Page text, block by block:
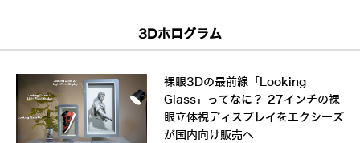
3Dホログラム
裸眼3Dの最前線「Looking
Glass」ってなに？ 27インチの裸
眼立体視ディスプレイをエクシーズ
が国内向け販売へ